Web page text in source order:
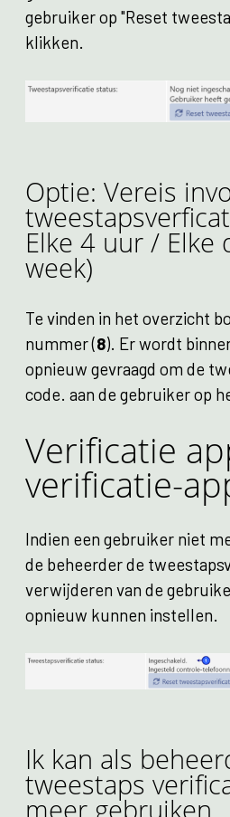
gebruiker op "Reset
klikken.
Optie: Vereis
Elke 4 uur / Elke
week)
Te vinden in het overzicht
nummer (8). Er wordt
opnieuw gevraagd om de
code. aan de gebruiker op
Verificatie
verificatie-
Indien een gebruiker niet
de beheerder de
verwijderen van de
opnieuw kunnen instellen.
Ik kan als
tweestaps
meer gebruiken